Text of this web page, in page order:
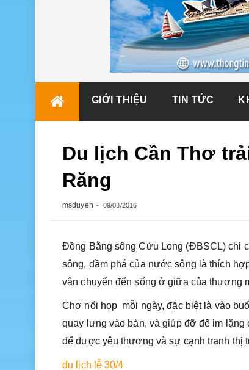
GIỚI THIỆU TIN TỨC
Du lịch Cần Thơ
Răng
msduyen 09/03/2016
Đồng Bằng sông Cửu Long (ĐBSCL) chi
sông, đầm phá của nước sông là thích
vận chuyển đến sống ở giữa của thương
Chợ nổi họp mỗi ngày, đặc biệt là vào
quay lưng vào bàn, và giúp đỡ để im
để được yêu thương và sự cạnh tranh thị
du lịch lễ 30/4